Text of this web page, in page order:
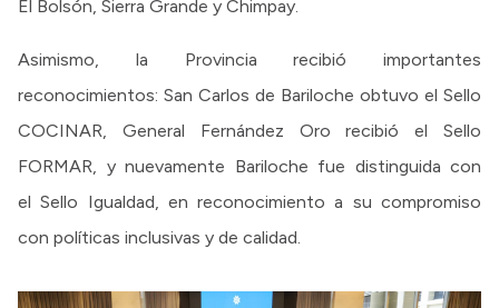
El Bolsón, Sierra Grande y Chimpay.
Asimismo, la Provincia recibió importantes
reconocimientos: San Carlos de Bariloche obtuvo el Sello
COCINAR, General Fernández Oro recibió el Sello
FORMAR, y nuevamente Bariloche fue distinguida con
el Sello Igualdad, en reconocimiento a su compromiso
con políticas inclusivas y de calidad.